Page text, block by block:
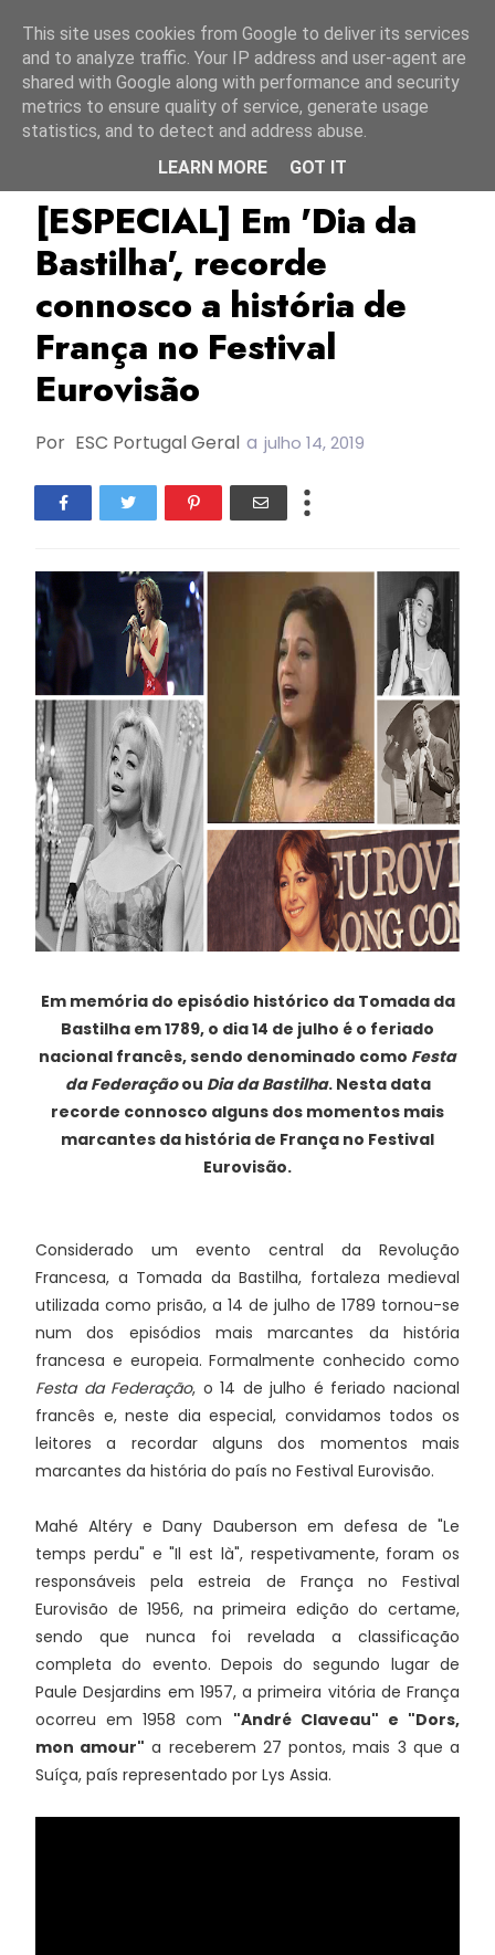
França TOP
[ESPECIAL] Em 'Dia da
Bastilha', recorde
connosco a história de
França no Festival
Eurovisão
Por ESC Portugal Geral a julho 14, 2019
Em memória do episódio histórico da Tomada da
Bastilha em 1789, o dia 14 de julho é o feriado
nacional francês, sendo denominado como Festa
da Federaçãoou Dia da Bastilha. Nesta data
recorde connosco alguns dos momentos mais
marcantes da história de França no Festival
Eurovisão.
Considerado um evento central da Revolução
Francesa, a Tomada da Bastilha, fortaleza medieval
utilizada como prisão, a 14 de julho de 1789 tornou-se
num dos episódios mais marcantes da história
francesa e europeia. Formalmente conhecido como
Festa da Federação, o 14 de julho é feriado nacional
francês e, neste dia especial, convidamos todos os
leitores a recordar alguns dos momentos mais
marcantes da história do país no Festival Eurovisão.
Mahé Altéry e Dany Dauberson em defesa de "Le
temps perdu" e "Il est là", respetivamente, foram os
responsáveis pela estreia de França no Festival
Eurovisão de 1956, na primeira edição do certame,
sendo que nunca foi revelada a classificação
completa do evento. Depois do segundo lugar de
Paule Desjardins em 1957, a primeira vitória de França
ocorreu em 1958 com "André Claveau" e "Dors,
mon amour" a receberem 27 pontos, mais 3 que a
Suíça, país representado por Lys Assia.
This site uses cookies from Google to deliver its services
and to analyze traffic. Your IP address and user-agent are
shared with Google along with performance and security
metrics to ensure quality of service, generate usage
statistics, and to detect and address abuse.
LEARN MORE
GOT IT